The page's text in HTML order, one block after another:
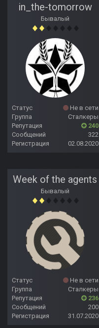
in_the-tomorrow
Бывалый
Статус
Не в сети
Группа
Сталкеры
Репутация
240
Сообщений
322
Регистрация
02.08.2020
Week of the agents
Бывалый
Статус
Не в сети
Группа
Сталкеры
Репутация
236
Сообщений
200
Регистрация
31.07.2020